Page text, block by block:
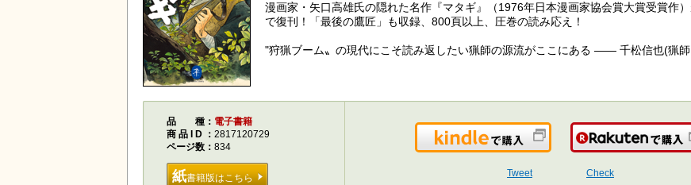
漫画家・矢口高雄氏の隠れた名作『マタギ』（1976年日本漫画家協会賞大賞受賞作
で復刊！「最後の鷹匠」も収録、800頁以上、圧巻の読み応え！
"狩猟ブーム〟の現代にこそ読み返したい猟師の源流がここにある ―― 千松信也(猟師
品種電子書籍
商品ID
2817120729
ページ数
834
紙書籍版はこちら
Kindleで購入
Tweet Check